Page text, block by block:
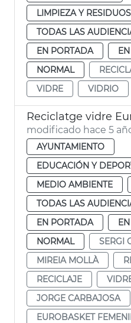
LIMPIEZA Y
TODAS LAS
EN PORTADA
NORMAL
VIDRE
VIDRIO
modificado hace 5
AYUNTAMIENTO
EDUCACIÓN Y
MEDIO AMBIENTE
TODAS LAS
EN PORTADA
NORMAL
SERGI
MIREIA MOLLÀ
RECICLAJE
JORGE CARBAJOSA
EUROBASKET